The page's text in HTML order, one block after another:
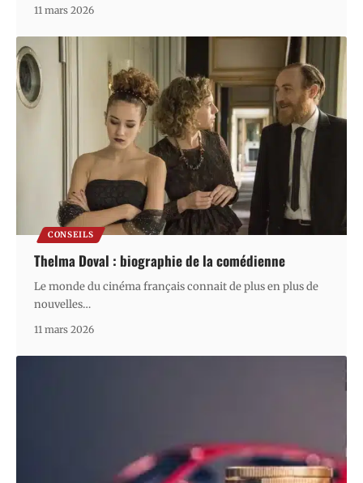
11 mars 2026
CONSEILS
Thelma Doval : biographie de la comédienne
Le monde du cinéma français connait de plus en plus de
nouvelles…
11 mars 2026